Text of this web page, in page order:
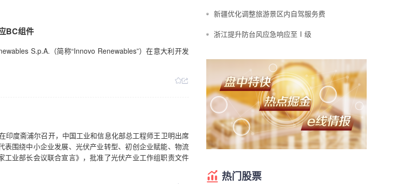
BC组件
S.p.A.（简称“Innovo Renewables”）在意大利开发
度斋浦尔召开，中国工业和信息化部总工程师王卫明出席
围绕中小企业发展、光伏产业转型、初创企业赋能、物流
业部长会议联合宣言》，批准了光伏产业工作组职责文件
新疆优化调整旅游景区内自驾服务费
浙江提升防台风应急响应至Ⅰ级
热门股票